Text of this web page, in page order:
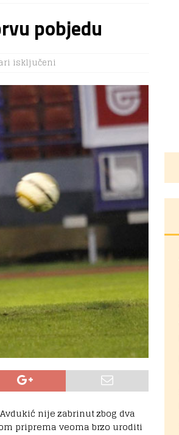
pobjedu
isključeni
nije zabrinut zbog dva
priprema veoma brzo uroditi